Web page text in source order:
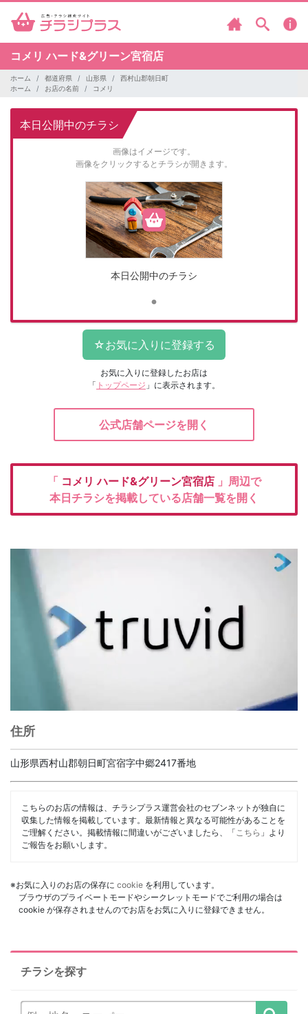
コメリハード&グリーン宮宿店
ホーム 都道府県 山形県
西村山郡朝日町
ホーム
お店の名前 コメリ
本日公開中のチラシ
画像はイメージです。
画像をクリックするとチラシが開きます。
本日公開中のチラシ
お気に入りに登録したお店は
「 トップページ 」に表示されます。
公式店舗ページを開く
「 コメリハード&グリーン宮宿店 」周辺で
本日チラシを掲載している店舗一覧を開く
住所
山形県西村山郡朝日町宮宿字中郷2417番地
こちらのお店の情報は、チラシプラス運営会社のセブンネットが独自に
収集した情報を掲載しています。最新情報と異なる可能性があることを
ご理解ください。掲載情報に間違いがございましたら、「 こちら 」より
ご報告をお願いします。
※お気に入りのお店の保存に cookie を利用しています。
ブラウザのプライベートモードやシークレットモードでご利用の場合は
cookie が保存されませんのでお店をお気に入りに登録できません。
チラシを探す